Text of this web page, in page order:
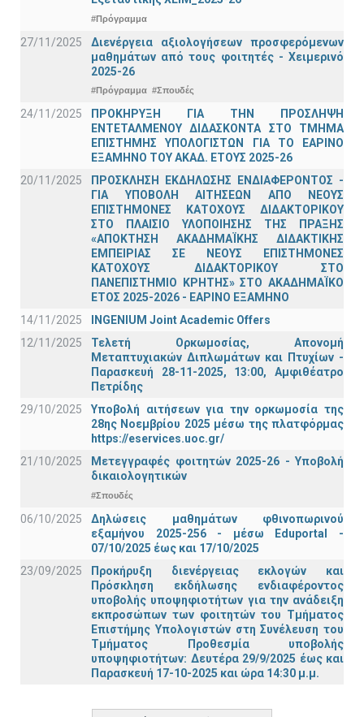
#Πρόγραμμα
27/11/2025
Διενέργεια αξιολογήσεων προσφερόμενων
μαθημάτων από τους φοιτητές - Χειμερινό
2025-26
#Πρόγραμμα #Σπουδές
24/11/2025
ΠΡΟΚΗΡΥΞΗ ΓΙΑ ΤΗΝ ΠΡΟΣΛΗΨΗ
ΕΝΤΕΤΑΛΜΕΝΟΥ ΔΙΔΑΣΚΟΝΤΑ ΣΤΟ ΤΜΗΜΑ
ΕΠΙΣΤΗΜΗΣ ΥΠΟΛΟΓΙΣΤΩΝ ΓΙΑ ΤΟ ΕΑΡΙΝΟ
ΕΞΑΜΗΝΟ ΤΟΥ ΑΚΑΔ. ΕΤΟΥΣ 2025-26
20/11/2025
ΠΡΟΣΚΛΗΣΗ ΕΚΔΗΛΩΣΗΣ ΕΝΔΙΑΦΕΡΟΝΤΟΣ -
ΓΙΑ ΥΠΟΒΟΛΗ ΑΙΤΗΣΕΩΝ ΑΠΟ ΝΕΟΥΣ
ΕΠΙΣΤΗΜΟΝΕΣ ΚΑΤΟΧΟΥΣ ΔΙΔΑΚΤΟΡΙΚΟΥ
ΣΤΟ ΠΛΑΙΣΙΟ ΥΛΟΠΟΙΗΣΗΣ ΤΗΣ ΠΡΑΞΗΣ
«ΑΠΟΚΤΗΣΗ ΑΚΑΔΗΜΑΪΚΗΣ ΔΙΔΑΚΤΙΚΗΣ
ΕΜΠΕΙΡΙΑΣ ΣΕ ΝΕΟΥΣ ΕΠΙΣΤΗΜΟΝΕΣ
ΚΑΤΟΧΟΥΣ ΔΙΔΑΚΤΟΡΙΚΟΥ ΣΤΟ
ΠΑΝΕΠΙΣΤΗΜΙΟ ΚΡΗΤΗΣ» ΣΤΟ ΑΚΑΔΗΜΑΪΚΟ
ΕΤΟΣ 2025-2026 - ΕΑΡΙΝΟ ΕΞΑΜΗΝΟ
14/11/2025
INGENIUM Joint Academic Offers
12/11/2025
Τελετή Ορκωμοσίας, Απονομή
Μεταπτυχιακών Διπλωμάτων και Πτυχίων -
Παρασκευή 28-11-2025, 13:00, Αμφιθέατρο
Πετρίδης
29/10/2025
Υποβολή αιτήσεων για την ορκωμοσία της
28ης Νοεμβρίου 2025 μέσω της πλατφόρμας
https://eservices.uoc.gr/
21/10/2025
Μετεγγραφές φοιτητών 2025-26 - Υποβολή
δικαιολογητικών
#Σπουδές
06/10/2025
Δηλώσεις μαθημάτων φθινοπωρινού
εξαμήνου 2025-256 - μέσω Εduportal -
07/10/2025 έως και 17/10/2025
23/09/2025
Προκήρυξη διενέργειας εκλογών και
Πρόσκληση εκδήλωσης ενδιαφέροντος
υποβολής υποψηφιοτήτων για την ανάδειξη
εκπροσώπων των φοιτητών του Τμήματος
Επιστήμης Υπολογιστών στη Συνέλευση του
Τμήματος Προθεσμία υποβολής
υποψηφιοτήτων: Δευτέρα 29/9/2025 έως και
Παρασκευή 17-10-2025 και ώρα 14:30 μ.μ.